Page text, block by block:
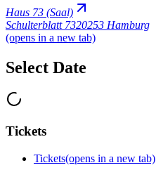
Haus 73 (Saal)
Schulterblatt 7320253 Hamburg
(opens in a new tab)
Select Date
Tickets
Tickets(opens in a new tab)